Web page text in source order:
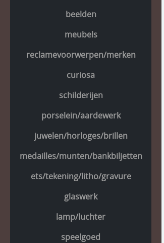
beelden
meubels
reclamevoorwerpen/merken
curiosa
schilderijen
porselein/aardewerk
juwelen/horloges/brillen
medailles/munten/bankbiljetten
ets/tekening/litho/gravure
glaswerk
lamp/luchter
speelgoed